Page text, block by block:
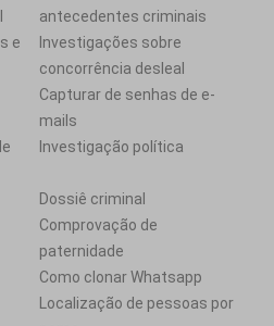
antecedentes criminais
e
Investigações sobre
concorrência desleal
Capturar de senhas de e-
mails
Investigação política
Dossiê criminal
Comprovação de
paternidade
Como clonar Whatsapp
Localização de pessoas por